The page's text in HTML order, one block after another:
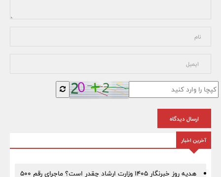
ارسال دیدگاه
آخرین اخبار
هدیه روز خبرنگار ۱۴۰۵ وزارت ارشاد چقدر است؟ ماجرای رقم ۵۰۰